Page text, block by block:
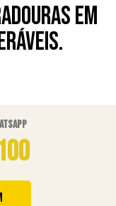
em